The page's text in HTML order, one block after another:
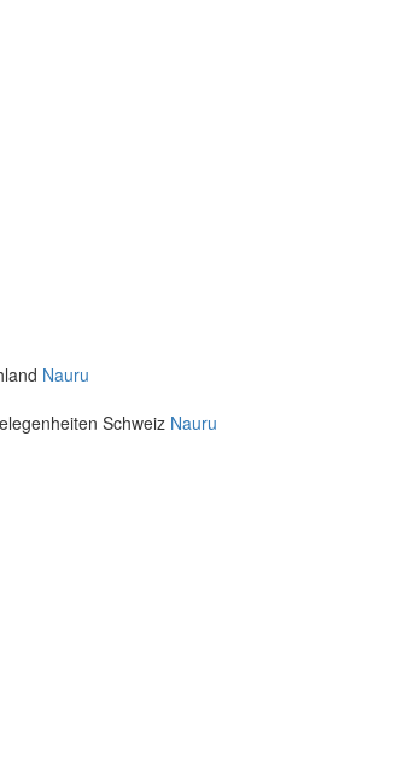
Nauru
Schweiz Nauru